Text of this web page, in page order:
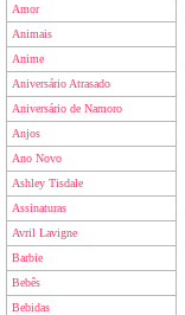
Amor
Animais
Anime
Aniversário Atrasado
Aniversário de Namoro
Anjos
Ano Novo
Ashley Tisdale
Assinaturas
Avril Lavigne
Barbie
Bebês
Bebidas